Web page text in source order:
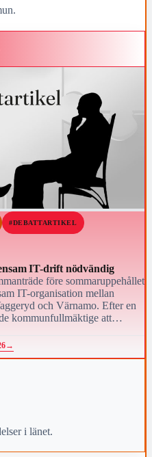
#DEBATTARTIKEL
IT-drift nödvändig
före sommaruppehållet
IT-organisation mellan
och Värnamo. Efter en
kommunfullmäktige att
→
i länet.